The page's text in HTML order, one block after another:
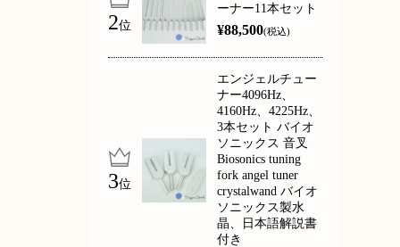
位
ーナー11本セット
¥88,500(税込)
位
エンジェルチュー
ナー4096Hz、
4160Hz、4225Hz、
3本セット バイオ
ソニックス 音叉
Biosonics tuning
fork angel tuner
crystalwand バイオ
ソニックス製水
晶、日本語解説書
付き